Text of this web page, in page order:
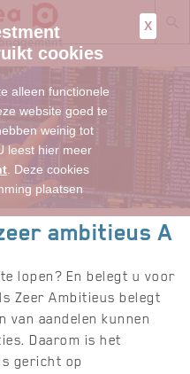
cookies
alleen functionele
website goed te
weinig tot
leest hier meer
. Deze cookies
plaatsen
X
ambitieus A
lopen? En belegt u voor
Zeer Ambitieus belegt
van aandelen kunnen
Daarom is het
gericht op